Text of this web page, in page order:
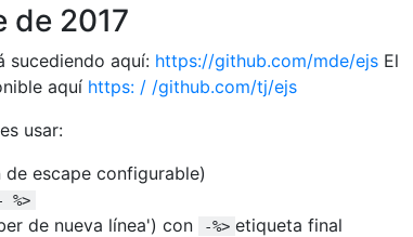
de 2017
sucediendo aquí: https://github.com/mde/ejs El
aquí https: / /github.com/tj/ejs
usar:
escape configurable)
%>
de nueva línea') con -%> etiqueta final